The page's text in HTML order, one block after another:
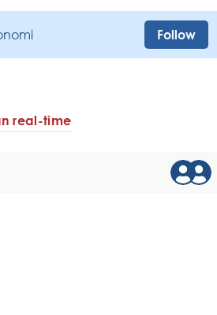
Follow
real-time